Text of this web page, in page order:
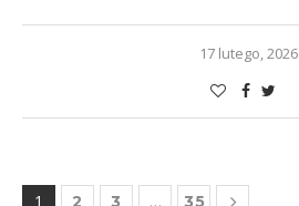
17 lutego, 2026
1 2 3 … 35